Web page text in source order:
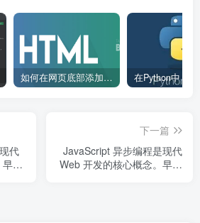
如何在网页底部添加版权信息？
代
期
步
下一篇
JavaScript 异步编程是现代
Web 开发的核心概念。早期